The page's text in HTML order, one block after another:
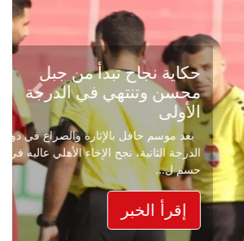
تبدأ من جبل
في الدرجة
حافل بالإثارة والصراع في دوري
نجح الإخاء الأهلي عاليه في
Next